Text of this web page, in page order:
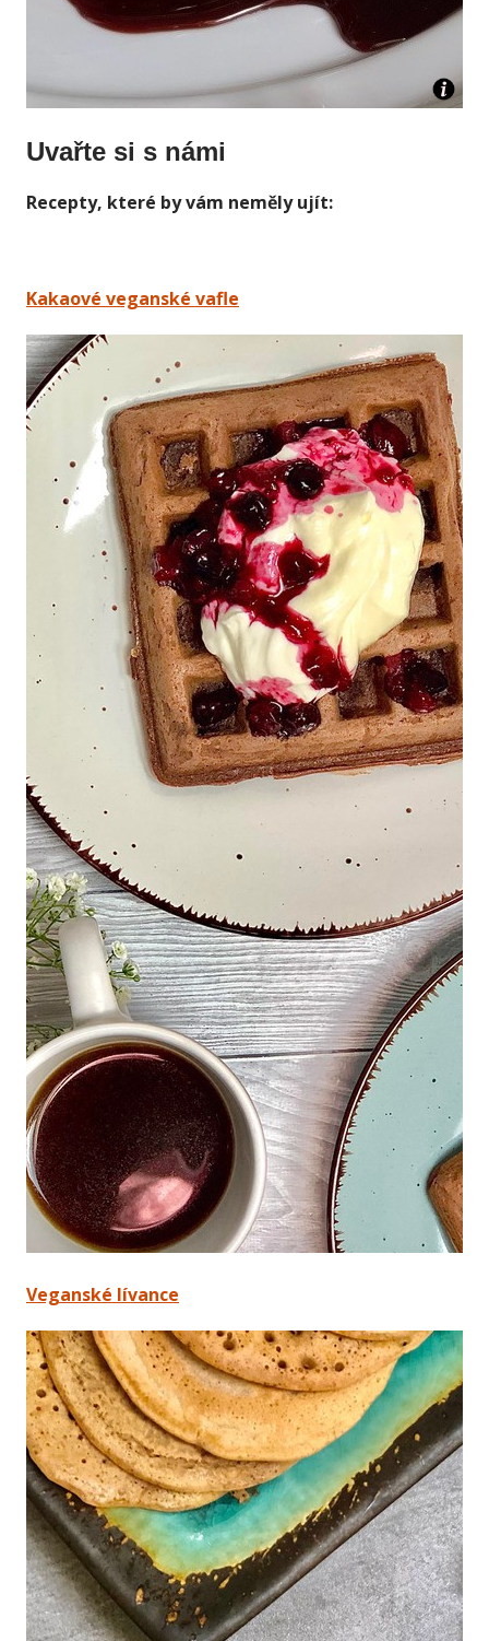
Uvařte si s námi
Recepty, které by vám neměly ujít:
Kakaové veganské vafle
Veganské lívance